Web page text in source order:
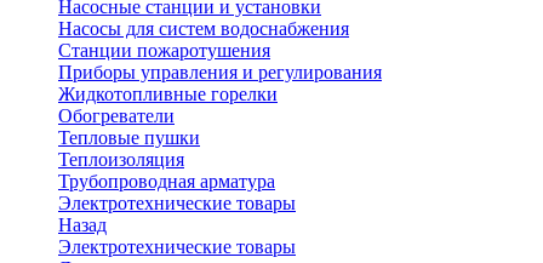
Насосные станции и установки
Насосы для систем водоснабжения
Станции пожаротушения
Приборы управления и регулирования
Жидкотопливные горелки
Обогреватели
Тепловые пушки
Теплоизоляция
Трубопроводная арматура
Электротехнические товары
Назад
Электротехнические товары